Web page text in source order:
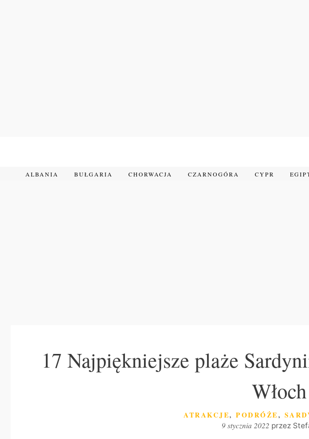
ALBANIA BUŁGARIA CHORWACJA CZARNOGÓRA CYPR
17 Najpiękniejsze plaże
Włoch
KATEGORIE
ATRAKCJE,PODRÓŻE,
9 stycznia 2022 przez